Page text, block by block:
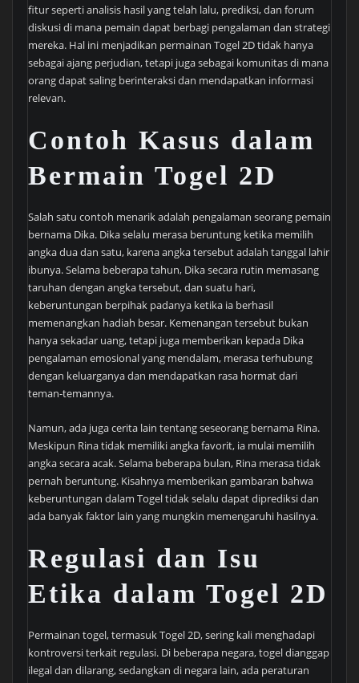
fitur seperti analisis hasil yang telah lalu, prediksi, dan forum
diskusi di mana pemain dapat berbagi pengalaman dan strategi
mereka. Hal ini menjadikan permainan Togel 2D tidak hanya
sebagai ajang perjudian, tetapi juga sebagai komunitas di mana
orang dapat saling berinteraksi dan mendapatkan informasi
relevan.
Contoh Kasus dalam
Bermain Togel 2D
Salah satu contoh menarik adalah pengalaman seorang pemain
bernama Dika. Dika selalu merasa beruntung ketika memilih
angka dua dan satu, karena angka tersebut adalah tanggal lahir
ibunya. Selama beberapa tahun, Dika secara rutin memasang
taruhan dengan angka tersebut, dan suatu hari,
keberuntungan berpihak padanya ketika ia berhasil
memenangkan hadiah besar. Kemenangan tersebut bukan
hanya sekadar uang, tetapi juga memberikan kepada Dika
pengalaman emosional yang mendalam, merasa terhubung
dengan keluarganya dan mendapatkan rasa hormat dari
teman-temannya.
Namun, ada juga cerita lain tentang seseorang bernama Rina.
Meskipun Rina tidak memiliki angka favorit, ia mulai memilih
angka secara acak. Selama beberapa bulan, Rina merasa tidak
pernah beruntung. Kisahnya memberikan gambaran bahwa
keberuntungan dalam Togel tidak selalu dapat diprediksi dan
ada banyak faktor lain yang mungkin memengaruhi hasilnya.
Regulasi dan Isu
Etika dalam Togel 2D
Permainan togel, termasuk Togel 2D, sering kali menghadapi
kontroversi terkait regulasi. Di beberapa negara, togel dianggap
ilegal dan dilarang, sedangkan di negara lain, ada peraturan